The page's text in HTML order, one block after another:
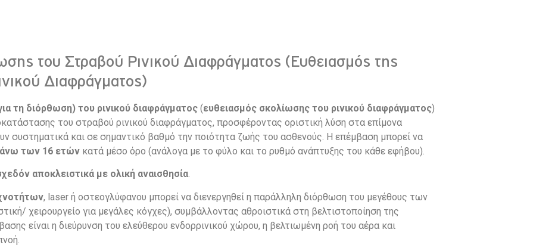
του Στραβού Ρινικού Διαφράγματος (Ευθειασμός της
Διαφράγματος)
τη διόρθωση) του ρινικού διαφράγματος (ευθειασμός σκολίωσης του ρινικού διαφράγματος)
του στραβού ρινικού διαφράγματος, προσφέροντας οριστική λύση στα επίμονα
συστηματικά και σε σημαντικό βαθμό την ποιότητα ζωής του ασθενούς. Η επέμβαση μπορεί να
άνω των 16 ετών κατά μέσο όρο (ανάλογα με το φύλο και το ρυθμό ανάπτυξης του κάθε εφήβου).
αποκλειστικά με ολική αναισθησία.
, laser ή οστεογλύφανου μπορεί να διενεργηθεί η παράλληλη διόρθωση του μεγέθους των
χειρουργείο για μεγάλες κόγχες), συμβάλλοντας αθροιστικά στη βελτιστοποίηση της
είναι η διεύρυνση του ελεύθερου ενδορρινικού χώρου, η βελτιωμένη ροή του αέρα και